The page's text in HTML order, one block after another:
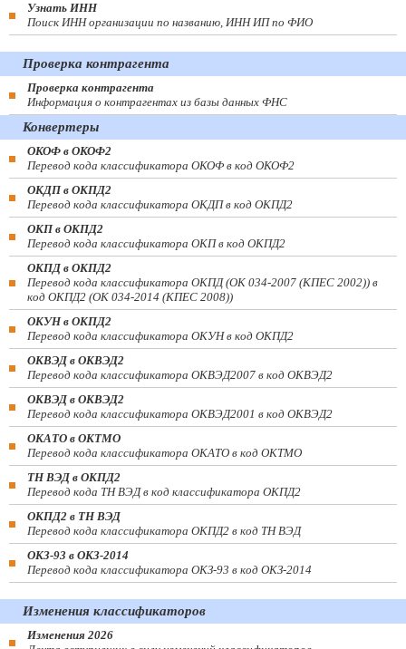
Узнать ИНН
Поиск ИНН организации по названию, ИНН ИП по ФИО
Проверка контрагента
Проверка контрагента
Информация о контрагентах из базы данных ФНС
Конвертеры
ОКОФ в ОКОФ2
Перевод кода классификатора ОКОФ в код ОКОФ2
ОКДП в ОКПД2
Перевод кода классификатора ОКДП в код ОКПД2
ОКП в ОКПД2
Перевод кода классификатора ОКП в код ОКПД2
ОКПД в ОКПД2
Перевод кода классификатора ОКПД (ОК 034-2007 (КПЕС 2002)) в
код ОКПД2 (ОК 034-2014 (КПЕС 2008))
ОКУН в ОКПД2
Перевод кода классификатора ОКУН в код ОКПД2
ОКВЭД в ОКВЭД2
Перевод кода классификатора ОКВЭД2007 в код ОКВЭД2
ОКВЭД в ОКВЭД2
Перевод кода классификатора ОКВЭД2001 в код ОКВЭД2
ОКАТО в ОКТМО
Перевод кода классификатора ОКАТО в код ОКТМО
ТН ВЭД в ОКПД2
Перевод кода ТН ВЭД в код классификатора ОКПД2
ОКПД2 в ТН ВЭД
Перевод кода классификатора ОКПД2 в код ТН ВЭД
ОКЗ-93 в ОКЗ-2014
Перевод кода классификатора ОКЗ-93 в код ОКЗ-2014
Изменения классификаторов
Изменения 2026